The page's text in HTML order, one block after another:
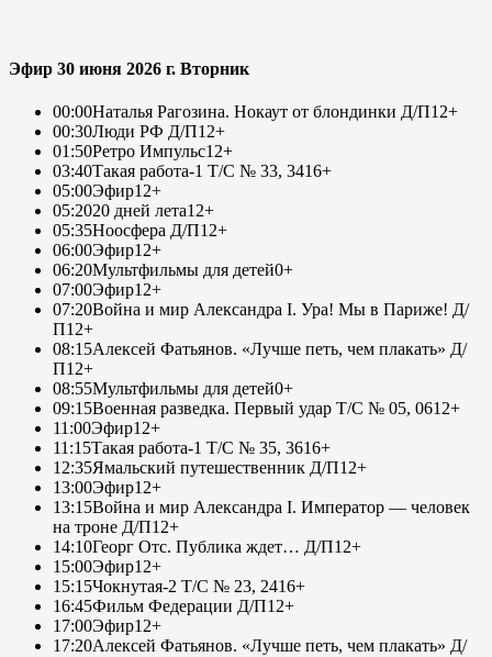
Эфир 30 июня 2026 г. Вторник
00:00Наталья Рагозина. Нокаут от блондинки Д/П12+
00:30Люди РФ Д/П12+
01:50Ретро Импульс12+
03:40Такая работа-1 Т/С № 33, 3416+
05:00Эфир12+
05:2020 дней лета12+
05:35Ноосфера Д/П12+
06:00Эфир12+
06:20Мультфильмы для детей0+
07:00Эфир12+
07:20Война и мир Александра I. Ура! Мы в Париже! Д/
П12+
08:15Алексей Фатьянов. «Лучше петь, чем плакать» Д/
П12+
08:55Мультфильмы для детей0+
09:15Военная разведка. Первый удар Т/С № 05, 0612+
11:00Эфир12+
11:15Такая работа-1 Т/С № 35, 3616+
12:35Ямальский путешественник Д/П12+
13:00Эфир12+
13:15Война и мир Александра I. Император — человек
на троне Д/П12+
14:10Георг Отс. Публика ждет… Д/П12+
15:00Эфир12+
15:15Чокнутая-2 Т/С № 23, 2416+
16:45Фильм Федерации Д/П12+
17:00Эфир12+
17:20Алексей Фатьянов. «Лучше петь, чем плакать» Д/